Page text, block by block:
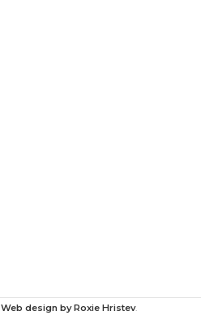
Web design by Roxie Hristev.